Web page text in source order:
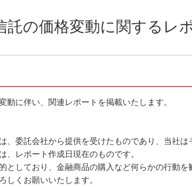
託の価格変動に関するレ
動に伴い、関連レポートを掲載いたします。
、委託会社から提供を受けたものであり、当社は
レポート作成日現在のものです。
としており、金融商品の購入など何らかの行動
しくお願いいたします。